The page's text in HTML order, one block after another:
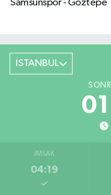
Samsunspor - Göztepe
İSTANBUL
İMSAK
04:19